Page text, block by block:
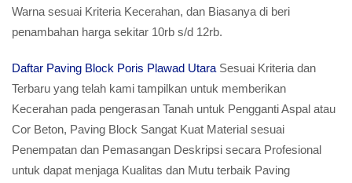
Warna sesuai Kriteria Kecerahan, dan Biasanya di beri
penambahan harga sekitar 10rb s/d 12rb.
Daftar Paving Block Poris Plawad Utara Sesuai Kriteria dan
Terbaru yang telah kami tampilkan untuk memberikan
Kecerahan pada pengerasan Tanah untuk Pengganti Aspal atau
Cor Beton, Paving Block Sangat Kuat Material sesuai
Penempatan dan Pemasangan Deskripsi secara Profesional
untuk dapat menjaga Kualitas dan Mutu terbaik Paving